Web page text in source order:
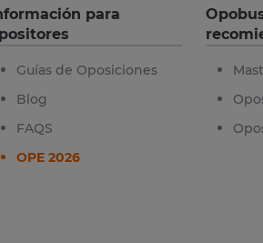
para
Guías de Oposiciones
Blog
FAQS
OPE 2026